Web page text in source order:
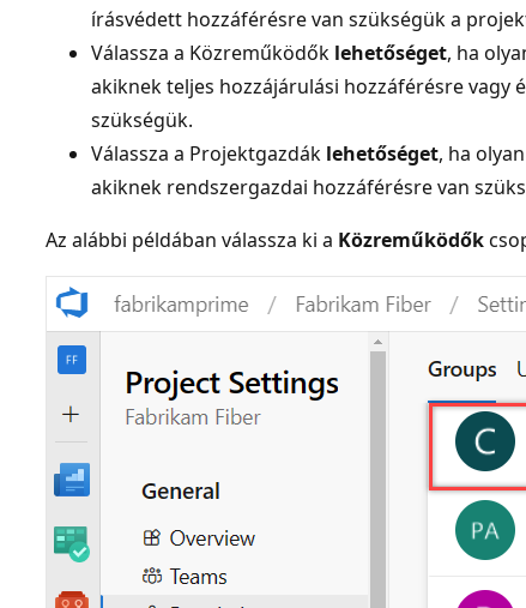
írásvédett hozzáférésre van szükségük a
Válassza a Közreműködők lehetőséget, ha
akiknek teljes hozzájárulási hozzáférésre vagy
szükségük.
Válassza a Projektgazdák lehetőséget, ha
akiknek rendszergazdai hozzáférésre van
Az alábbi példában válassza ki a Közreműködők